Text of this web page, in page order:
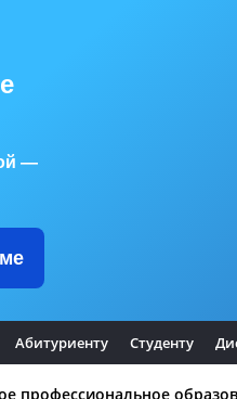
—
Абитуриенту Студенту
профессиональное